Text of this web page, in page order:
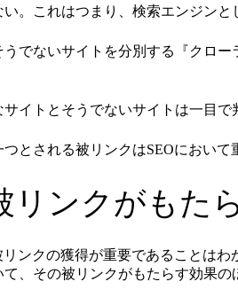
。これはつまり、検索エンジンと
でないサイトを分別する『クロ
イトとそうでないサイトは一目
とされる被リンクはSEOにおい
リンクがもた
ンクの獲得が重要であることはわ
、その被リンクがもたらす効果の